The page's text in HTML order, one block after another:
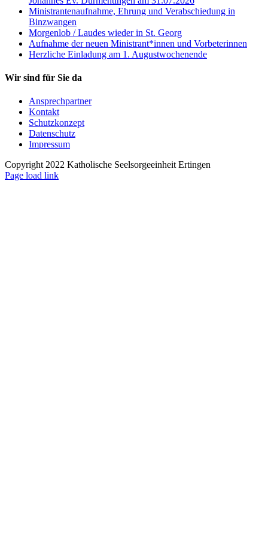
Ministrantenaufnahme, Ehrung und Verabschiedung in
Binzwangen
Morgenlob / Laudes wieder in St. Georg
Aufnahme der neuen Ministrant*innen und Vorbeterinnen
Herzliche Einladung am 1. Augustwochenende
Wir sind für Sie da
Ansprechpartner
Kontakt
Schutzkonzept
Datenschutz
Impressum
Copyright 2022 Katholische Seelsorgeeinheit Ertingen
Page load link